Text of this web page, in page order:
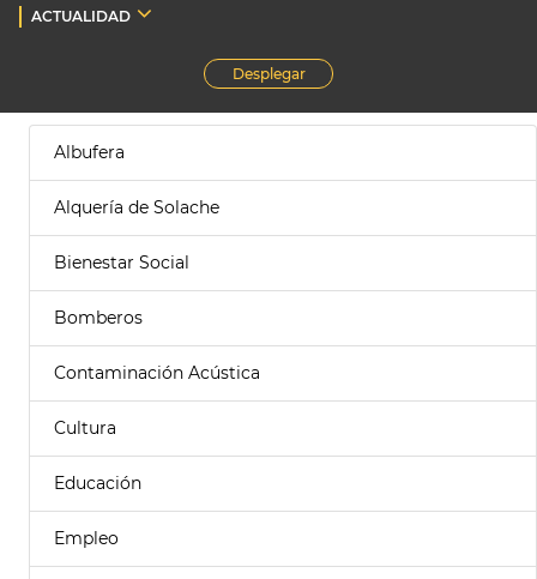
ACTUALIDAD
Desplegar
Albufera
Alquería de Solache
Bienestar Social
Bomberos
Contaminación Acústica
Cultura
Educación
Empleo